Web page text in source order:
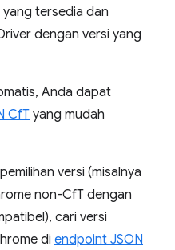
tersedia dan
dengan versi yang
Anda dapat
CfT yang mudah
versi (misalnya
non-CfT dengan
cari versi
di endpoint JSON